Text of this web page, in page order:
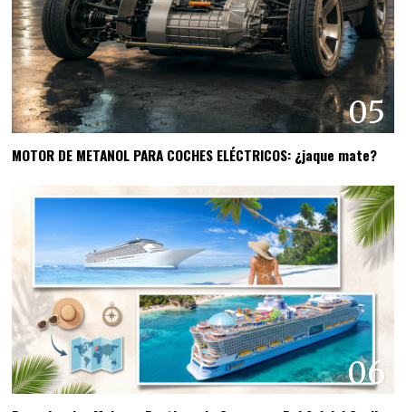
05
MOTOR DE METANOL PARA COCHES ELÉCTRICOS: ¿jaque mate?
06